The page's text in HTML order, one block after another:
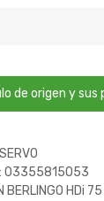
de origen y sus
: 03355815053
BERLINGO HDi